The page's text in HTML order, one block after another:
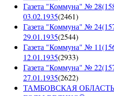
Газета "Коммуна" №
03.02.1935(2461)
Газета "Коммуна" №
29.01.1935(2544)
Газета "Коммуна" №
12.01.1935(2933)
Газета "Коммуна" №
27.01.1935(2622)
ТАМБОВСКАЯ